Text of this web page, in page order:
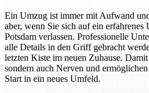
Ein Umzug ist immer mit Aufwand
aber, wenn Sie sich auf ein erfahrenes
Potsdam verlassen. Professionelle
alle Details in den Griff gebracht
letzten Kiste im neuen Zuhause.
sondern auch Nerven und
Start in ein neues Umfeld.